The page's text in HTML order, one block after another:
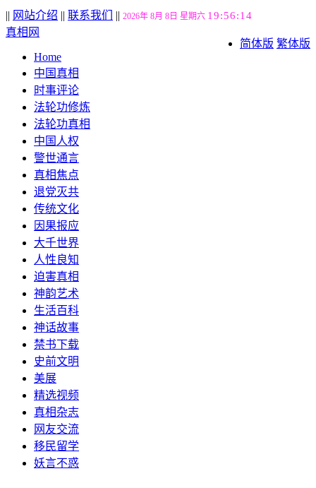
|| 网站介绍 || 联系我们 || 2026年 8月 8日 星期六 19:56:14
简体版 繁体版
真相网
Home
中国真相
时事评论
法轮功修炼
法轮功真相
中国人权
警世通言
真相焦点
退党灭共
传统文化
因果报应
大千世界
人性良知
迫害真相
神韵艺术
生活百科
神话故事
禁书下载
史前文明
美展
精选视频
真相杂志
网友交流
移民留学
妖言不惑